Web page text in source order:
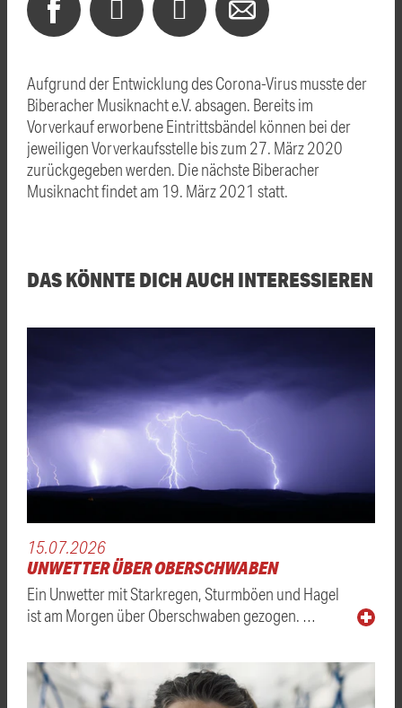
Aufgrund der Entwicklung des Corona-Virus musste der
Biberacher Musiknacht e.V. absagen. Bereits im
Vorverkauf erworbene Eintrittsbändel können bei der
jeweiligen Vorverkaufsstelle bis zum 27. März 2020
zurückgegeben werden. Die nächste Biberacher
Musiknacht findet am 19. März 2021 statt.
DAS KÖNNTE DICH AUCH INTERESSIEREN
15.07.2026
UNWETTER ÜBER OBERSCHWABEN
Ein Unwetter mit Starkregen, Sturmböen und Hagel
ist am Morgen über Oberschwaben gezogen. …